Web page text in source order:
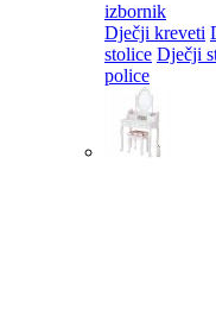
izbornik
Dječji kreveti
stolice Dječji
police